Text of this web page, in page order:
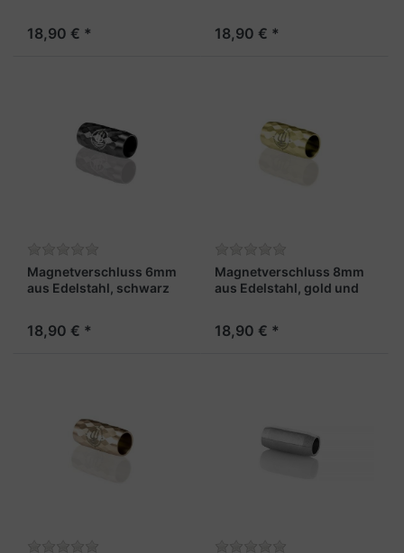
18,90 € * 18,90 € *
Magnetverschluss 6mm
aus Edelstahl, schwarz
18,90 € *
Magnetverschluss 8mm
aus Edelstahl, gold und
18,90 € *